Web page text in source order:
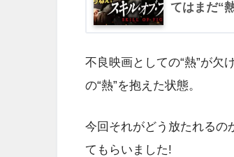
てはまだ“
不良映画としての“熱”が欠
の“熱”を抱えた状態。
今回それがどう放たれるの
てもらいました!